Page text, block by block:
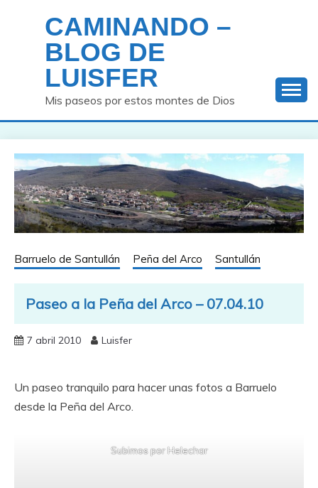
contenido
CAMINANDO –
BLOG DE
LUISFER
Mis paseos por estos montes de Dios
Barruelo de Santullán Peña del Arco Santullán
Paseo a la Peña del Arco – 07.04.10
7 abril 2010 Luisfer
Un paseo tranquilo para hacer unas fotos a Barruelo
desde la Peña del Arco.
Subimos por Helechar